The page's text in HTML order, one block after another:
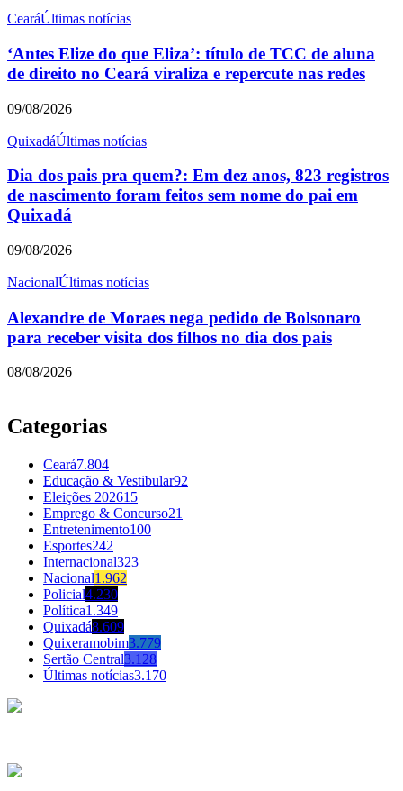
CearáÚltimas notícias
‘Antes Elize do que Eliza’: título de TCC de aluna
de direito no Ceará viraliza e repercute nas redes
09/08/2026
QuixadáÚltimas notícias
Dia dos pais pra quem?: Em dez anos, 823 registros
de nascimento foram feitos sem nome do pai em
Quixadá
09/08/2026
NacionalÚltimas notícias
Alexandre de Moraes nega pedido de Bolsonaro
para receber visita dos filhos no dia dos pais
08/08/2026
Categorias
Ceará7.804
Educação & Vestibular92
Eleições 202615
Emprego & Concurso21
Entretenimento100
Esportes242
Internacional323
Nacional1.962
Policial4.230
Política1.349
Quixadá8.609
Quixeramobim3.779
Sertão Central3.128
Últimas notícias3.170